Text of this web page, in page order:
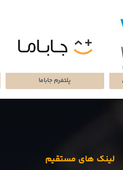
شرکت دلتا پرداز پرشین
لینک های مستقیم